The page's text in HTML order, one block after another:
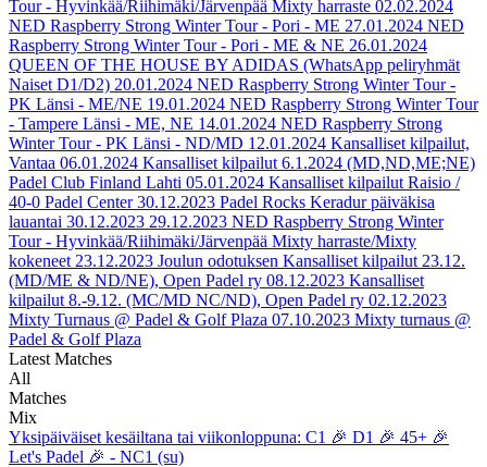
Tour - Hyvinkää/Riihimäki/Järvenpää Mixty harraste 02.02.2024
NED Raspberry Strong Winter Tour - Pori - ME 27.01.2024 NED
Raspberry Strong Winter Tour - Pori - ME & NE 26.01.2024
QUEEN OF THE HOUSE BY ADIDAS (WhatsApp peliryhmät
Naiset D1/D2) 20.01.2024 NED Raspberry Strong Winter Tour -
PK Länsi - ME/NE 19.01.2024 NED Raspberry Strong Winter Tour
- Tampere Länsi - ME, NE 14.01.2024 NED Raspberry Strong
Winter Tour - PK Länsi - ND/MD 12.01.2024 Kansalliset kilpailut,
Vantaa 06.01.2024 Kansalliset kilpailut 6.1.2024 (MD,ND,ME;NE)
Padel Club Finland Lahti 05.01.2024 Kansalliset kilpailut Raisio /
40-0 Padel Center30.12.2023 Padel Rocks Keradur päiväkisa
lauantai 30.12.2023 29.12.2023 NED Raspberry Strong Winter
Tour - Hyvinkää/Riihimäki/Järvenpää Mixty harraste/Mixty
kokeneet 23.12.2023 Joulun odotuksen Kansalliset kilpailut 23.12.
(MD/ME & ND/NE), Open Padel ry 08.12.2023 Kansalliset
kilpailut 8.-9.12. (MC/MD NC/ND), Open Padel ry 02.12.2023
Mixty Turnaus @ Padel & Golf Plaza 07.10.2023 Mixty turnaus @
Padel & Golf Plaza
Latest Matches
All
Matches
Mix
Yksipäiväiset kesäiltana tai viikonloppuna: C1 🎉 D1 🎉 45+ 🎉
Let's Padel 🎉 - NC1 (su)